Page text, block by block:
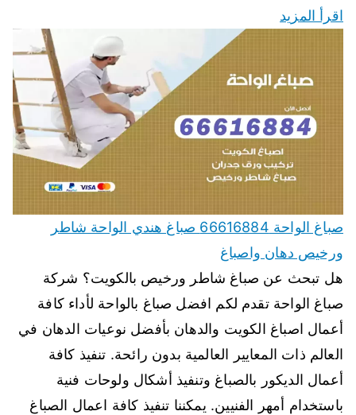
اقرأ المزيد
صباغ الواحة 66616884 صباغ هندي الواحة شاطر
ورخيص دهان واصباغ
هل تبحث عن صباغ شاطر ورخيص بالكويت؟ شركة
صباغ الواحة تقدم لكم افضل صباغ بالواحة لأداء كافة
أعمال اصباغ الكويت والدهان بأفضل نوعيات الدهان في
العالم ذات المعايير العالمية بدون رائحة. تنفيذ كافة
أعمال الديكور بالصباغ وتنفيذ أشكال ولوحات فنية
باستخدام أمهر الفنيين. يمكننا تنفيذ كافة اعمال الصباغ